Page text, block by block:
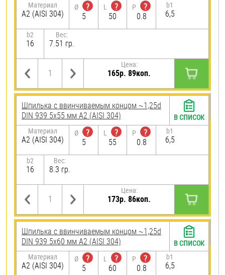
Материал
А2 (AISI 304)
Ø
?
5
L
?
50
P
?
0.8
b1
6,5
b2
16
Вес:
7.51 гр.
Цена:
165р. 89коп.
Шпилька c ввинчиваемым концом ~1,25d
DIN 939 5х55 мм А2 (AISI 304)
Материал
А2 (AISI 304)
Ø
?
5
L
?
55
P
?
0.8
b1
6,5
b2
16
Вес:
8.3 гр.
Цена:
173р. 86коп.
В СПИСОК
Шпилька c ввинчиваемым концом ~1,25d
DIN 939 5х60 мм А2 (AISI 304)
Материал
А2 (AISI 304)
Ø
?
5
L
?
60
P
?
0.8
b1
6,5
В СПИСОК